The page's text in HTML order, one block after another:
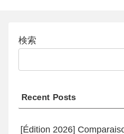
検索
Recent Posts
[Édition 2026]